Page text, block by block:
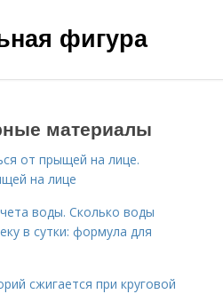
фигура
материалы
от прыщей на лице.
на лице
воды. Сколько воды
в сутки: формула для
сжигается при круговой